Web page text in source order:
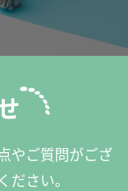
やご質問がござ
ださい。